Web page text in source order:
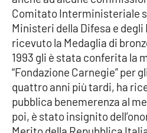
STREAMING
LaC TV
LaC Network
Comitato Interministeriale
Ministeri della Difesa e degli
ricevuto la Medaglia di
1993 gli è stata conferita la
“Fondazione Carnegie” per
quattro anni più tardi, ha
pubblica benemerenza al
poi, è stato insignito